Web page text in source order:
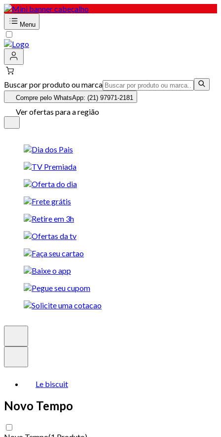
Menu
Buscar por produto ou marca
Compre pelo WhatsApp: (21) 97971-2181
Ver ofertas para a região
Le biscuit
Novo Tempo